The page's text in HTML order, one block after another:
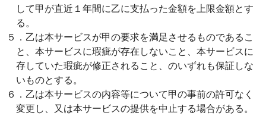
して甲が直近１年間に乙に支払った金額を上限金額とす
る。
５．乙は本サービスが甲の要求を満足させるものであるこ
と、本サービスに瑕疵が存在しないこと、本サービスに
存していた瑕疵が修正されること、のいずれも保証しな
いものとする。
６．乙は本サービスの内容等について甲の事前の許可なく
変更し、又は本サービスの提供を中止する場合がある。